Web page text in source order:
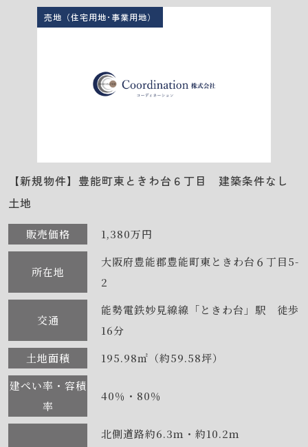
売地（住宅用地･事業用地）
【新規物件】豊能町東ときわ台６丁目 建築条件なし
土地
販売価格 1,380万円
所在地
大阪府豊能郡豊能町東ときわ台６丁目5-
2
交通
能勢電鉄妙見線線「ときわ台」駅 徒歩
16分
土地面積
195.98㎡（約59.58坪）
建ぺい率・容積
率
40％・80％
北側道路約6.3ｍ・約10.2ｍ